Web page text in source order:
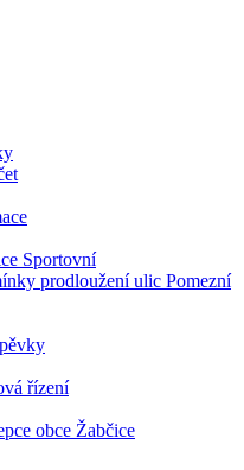
Sportovní
prodloužení ulic Pomezní
řízení
obce Žabčice